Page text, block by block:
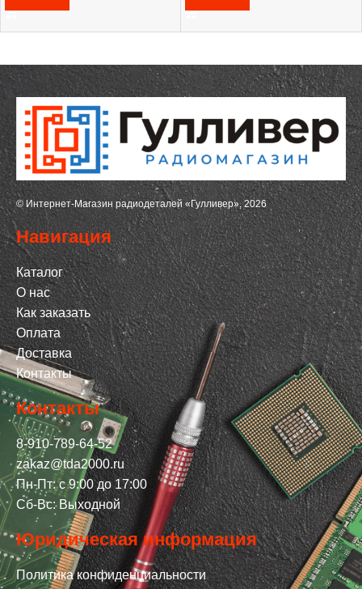
© Интернет-Магазин радиодеталей «Гулливер», 2026
Навигация
Каталог
О нас
Как заказать
Оплата
Доставка
Контакты
Контакты
8-910-789-64-52
zakaz@tda2000.ru
Пн-Пт: с 9:00 до 17:00
Сб-Вс: Выходной
Юридическая информация
Политика конфиденциальности